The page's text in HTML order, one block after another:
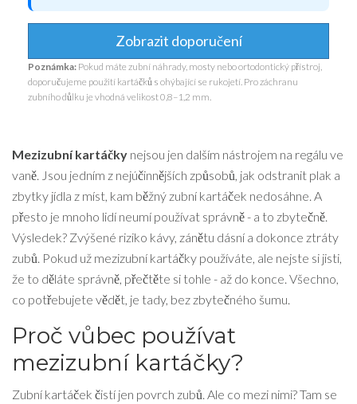
Zobrazit doporučení
Poznámka: Pokud máte zubní náhrady, mosty nebo ortodontický přístroj,
doporučujeme použití kartáčků s ohýbající se rukojetí. Pro záchranu
zubního důlku je vhodná velikost 0,8–1,2 mm.
Mezizubní kartáčky nejsou jen dalším nástrojem na regálu ve
vaně. Jsou jedním z nejúčinnějších způsobů, jak odstranit plak a
zbytky jídla z míst, kam běžný zubní kartáček nedosáhne. A
přesto je mnoho lidí neumí používat správně - a to zbytečně.
Výsledek? Zvýšené riziko kávy, zánětu dásní a dokonce ztráty
zubů. Pokud už mezizubní kartáčky používáte, ale nejste si jisti,
že to děláte správně, přečtěte si tohle - až do konce. Všechno,
co potřebujete vědět, je tady, bez zbytečného šumu.
Proč vůbec používat
mezizubní kartáčky?
Zubní kartáček čistí jen povrch zubů. Ale co mezi nimi? Tam se